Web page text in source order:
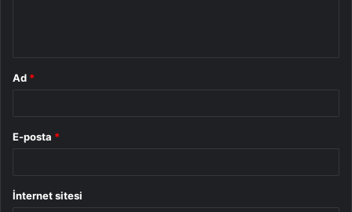
Ad *
E-posta *
İnternet sitesi